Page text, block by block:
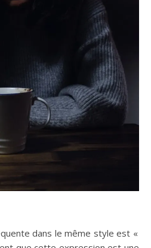
dans le même style est «